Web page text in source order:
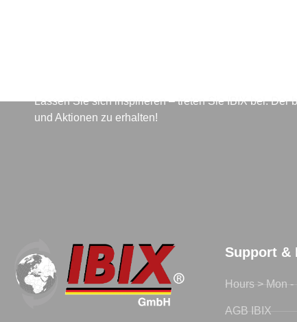
Lassen Sie sich inspirieren – treten Sie IBIX bei. Der
und Aktionen zu erhalten!
Support &
Hours > Mon
AGB IBIX